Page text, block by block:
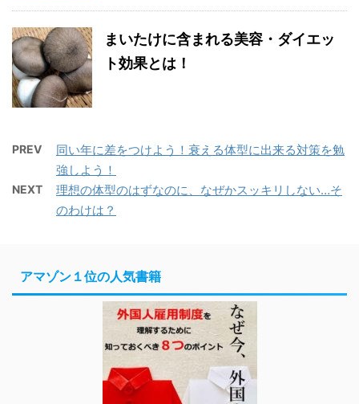
まいたけに含まれる美容・ダイエッ
ト効果とは！
PREV
同い年に差をつけよう！衰える体型に出来る対策を勉
強しよう！
NEXT
理想の体型のはずなのに、なぜかスッキリしない…そ
のわけは？
アマゾン１位の人気書籍